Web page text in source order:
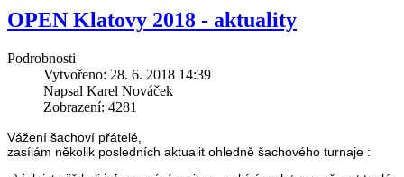
OPEN Klatovy 2018 - aktuality
Podrobnosti
Vytvořeno: 28. 6. 2018 14:39
Napsal Karel Nováček
Zobrazení: 4281
Vážení šachoví přátelé,
zasílám několik posledních aktualit ohledně šachového turnaje :